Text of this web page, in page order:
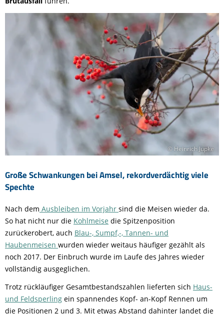
Große Schwankungen bei Amsel, rekordverdächtig viele
Spechte
© Heinrich Jupke
Nach dem Ausbleiben im Vorjahr sind die Meisen wieder da.
So hat nicht nur die Kohlmeise die Spitzenposition
zurückerobert, auch Blau-, Sumpf,-, Tannen- und
Haubenmeisen wurden wieder weitaus häufiger gezählt als
noch 2017. Der Einbruch wurde im Laufe des Jahres wieder
vollständig ausgeglichen.
Trotz rückläufiger Gesamtbestandszahlen lieferten sich Haus-
und Feldsperling ein spannendes Kopf- an-Kopf Rennen um
die Positionen 2 und 3. Mit etwas Abstand dahinter landet die